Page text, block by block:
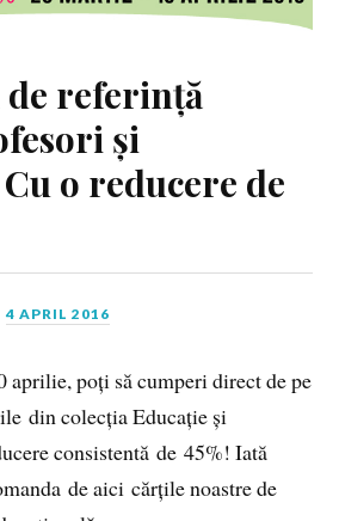
de referință
și
o reducere de
4 APRIL 2016
poți să cumperi direct de pe
din colecția Educație și
consistentă de 45%! Iată
de aici cărțile noastre de